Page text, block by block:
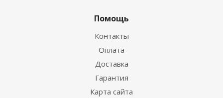
Помощь
Контакты
Оплата
Доставка
Гарантия
Карта сайта